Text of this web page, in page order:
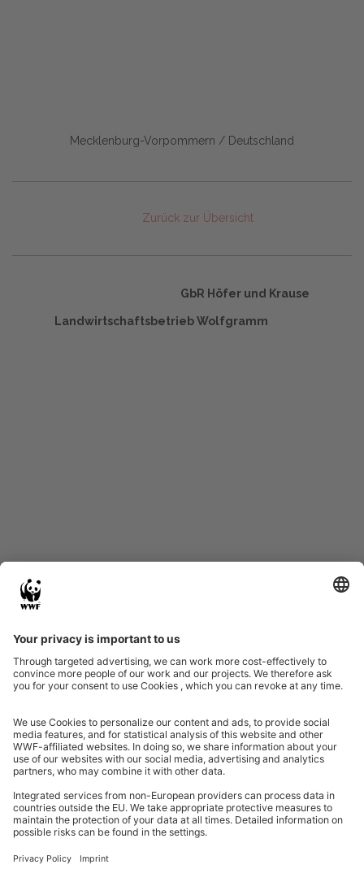
Zurück zur Übersicht
Mecklenburg-Vorpommern / Deutschland
GbR Höfer und Krause
Landwirtschaftsbetrieb Wolfgramm
Eine Initiative von
Partner & Auszeichnungen
Ein Projekt der Aktionsplattform von Unternehmen Biologische Vielfalt 2020